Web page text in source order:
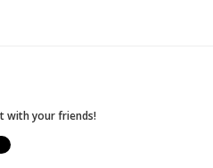
with your friends!